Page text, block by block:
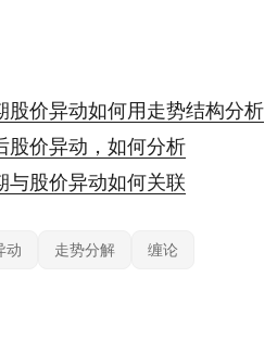
股价异动如何用走势结构分析
股价异动，如何分析
与股价异动如何关联
动 走势分解 缠论